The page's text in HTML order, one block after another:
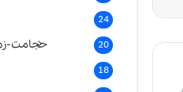
24
حجامت- 20
18